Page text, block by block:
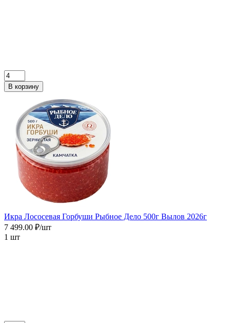
В корзину
Икра Лососевая Горбуши Рыбное Дело 500г Вылов 2026г
7 499.00 ₽/шт
1 шт